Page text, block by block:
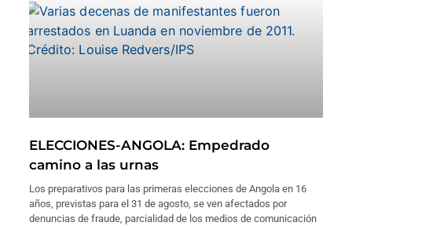
ELECCIONES-ANGOLA: Empedrado
camino a las urnas
Los preparativos para las primeras elecciones de Angola en 16
años, previstas para el 31 de agosto, se ven afectados por
denuncias de fraude, parcialidad de los medios de comunicación